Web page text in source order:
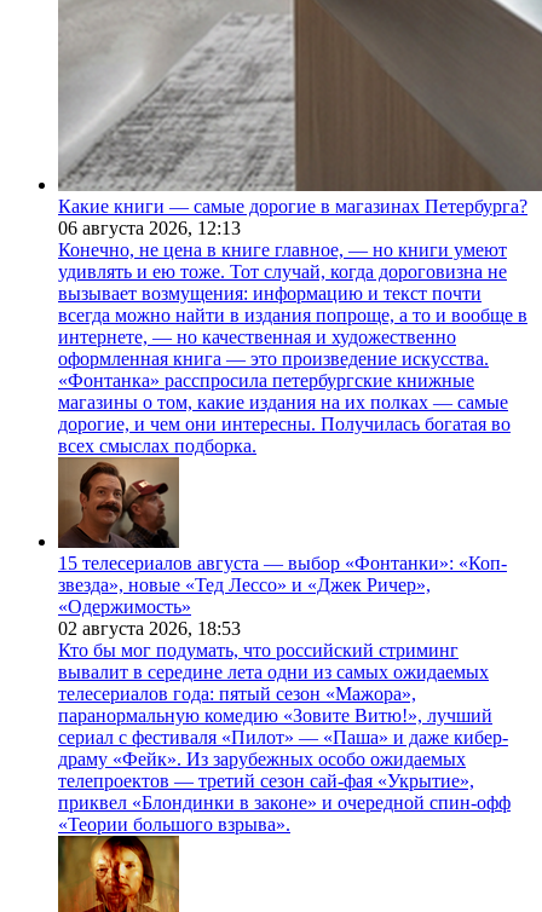
Какие книги — самые дорогие в магазинах Петербурга?
06 августа 2026, 12:13
Конечно, не цена в книге главное, — но книги умеют
удивлять и ею тоже. Тот случай, когда дороговизна не
вызывает возмущения: информацию и текст почти
всегда можно найти в издания попроще, а то и вообще в
интернете, — но качественная и художественно
оформленная книга — это произведение искусства.
«Фонтанка» расспросила петербургские книжные
магазины о том, какие издания на их полках — самые
дорогие, и чем они интересны. Получилась богатая во
всех смыслах подборка.
15 телесериалов августа — выбор «Фонтанки»: «Коп-
звезда», новые «Тед Лессо» и «Джек Ричер»,
«Одержимость»
02 августа 2026, 18:53
Кто бы мог подумать, что российский стриминг
вывалит в середине лета одни из самых ожидаемых
телесериалов года: пятый сезон «Мажора»,
паранормальную комедию «Зовите Витю!», лучший
сериал с фестиваля «Пилот» — «Паша» и даже кибер-
драму «Фейк». Из зарубежных особо ожидаемых
телепроектов — третий сезон сай-фая «Укрытие»,
приквел «Блондинки в законе» и очередной спин-офф
«Теории большого взрыва».